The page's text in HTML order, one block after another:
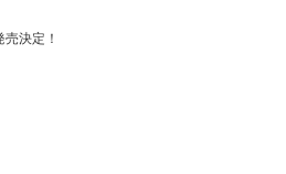
決定！